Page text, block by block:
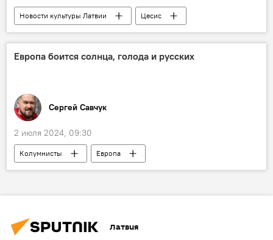
Новости культуры Латвии
Цесис
русский язык
Европа боится солнца, голода и русских
Сергей Савчук
2 июля 2024, 09:30
Колумнисты
Европа
солнечные электропанели
Латвия